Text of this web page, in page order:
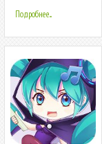
Подробнее...